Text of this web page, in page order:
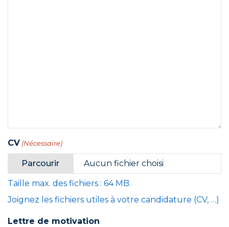
CV (Nécessaire)
Parcourir Aucun fichier choisi
Taille max. des fichiers : 64 MB.
Joignez les fichiers utiles à votre candidature (CV, …)
Lettre de motivation